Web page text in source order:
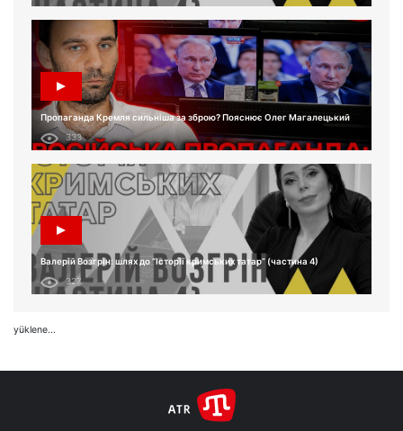
Пропаганда Кремля сильніша за зброю? Пояснює Олег Магалецький
333
Валерій Возгрін: шлях до “Історії кримських татар” (частина 4)
327
yüklene...